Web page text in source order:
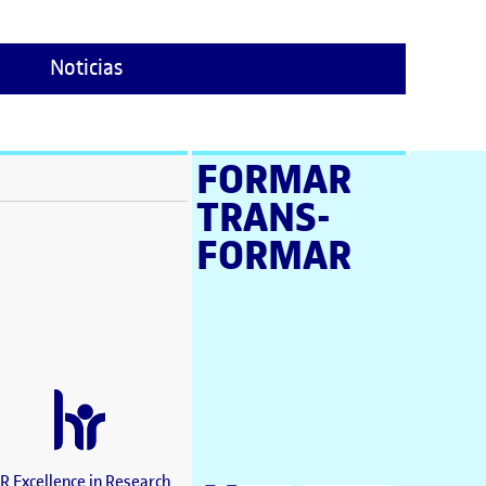
Noticias
en nueva ventana)
nueva ventana)
ventana)
FORMAR
TRANS­
FORMAR